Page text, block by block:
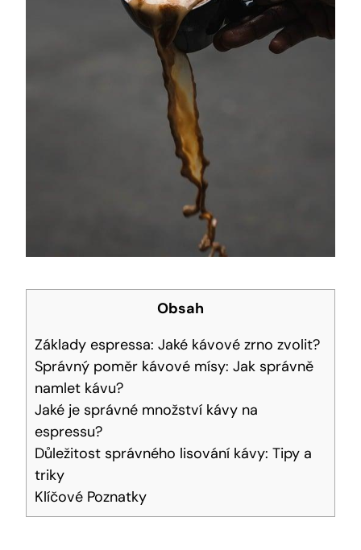
Obsah
Základy espressa: Jaké kávové zrno zvolit?
Správný poměr kávové mísy: Jak správně
namlet kávu?
Jaké je správné množství kávy na
espressu?
Důležitost správného lisování kávy: Tipy a
triky
Klíčové Poznatky